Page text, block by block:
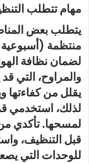
مهام تتطلب
يتطلب بعض
منتظمة
لضمان نظافة
والمراوح، التي قد
يقلل من كفاءتها
لذلك، استخدمي
لمسحها. تأكدي من
قبل التنظيف،
للوحدات التي